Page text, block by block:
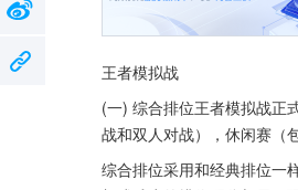
王者模拟战
(一) 综合排位王者模拟战正
战和双人对战），休闲赛（
综合排位采用和经典排位一